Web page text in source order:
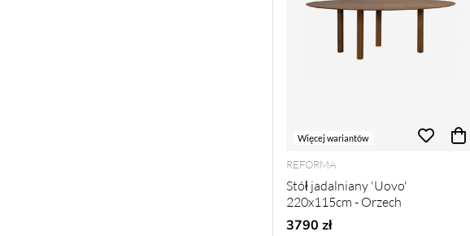
Więcej wariantów
REFORMA
Stół jadalniany 'Uovo'
220x115cm - Orzech
3790 zł